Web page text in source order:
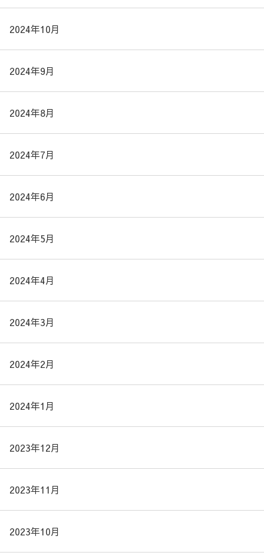
2024年10月
2024年9月
2024年8月
2024年7月
2024年6月
2024年5月
2024年4月
2024年3月
2024年2月
2024年1月
2023年12月
2023年11月
2023年10月